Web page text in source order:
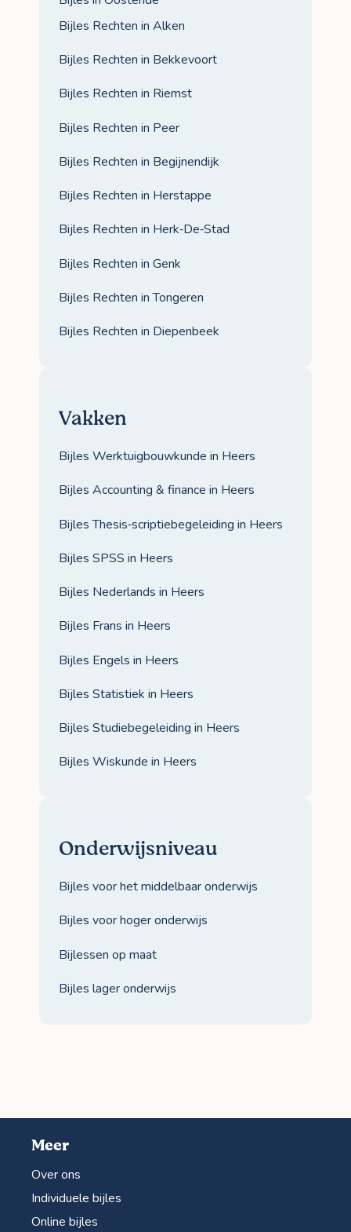
Bijles Rechten in Alken
Bijles Rechten in Bekkevoort
Bijles Rechten in Riemst
Bijles Rechten in Peer
Bijles Rechten in Begijnendijk
Bijles Rechten in Herstappe
Bijles Rechten in Herk‑De‑Stad
Bijles Rechten in Genk
Bijles Rechten in Tongeren
Bijles Rechten in Diepenbeek
Vakken
Bijles Werktuigbouwkunde in Heers
Bijles Accounting & finance in Heers
Bijles Thesis‑scriptiebegeleiding in Heers
Bijles SPSS in Heers
Bijles Nederlands in Heers
Bijles Frans in Heers
Bijles Engels in Heers
Bijles Statistiek in Heers
Bijles Studiebegeleiding in Heers
Bijles Wiskunde in Heers
Onderwijsniveau
Bijles voor het middelbaar onderwijs
Bijles voor hoger onderwijs
Bijlessen op maat
Bijles lager onderwijs
Meer
Over ons
Individuele bijles
Online bijles